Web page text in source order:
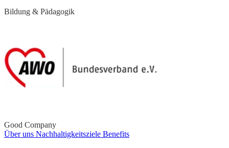
Bildung & Pädagogik
Good Company
Über uns Nachhaltigkeitsziele Benefits